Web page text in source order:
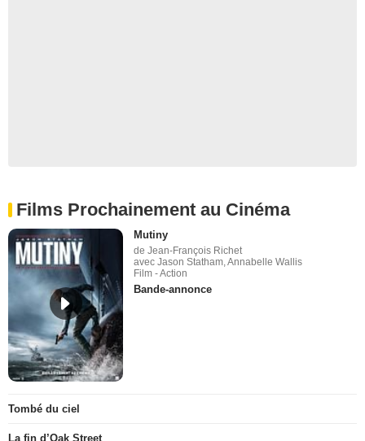
Films Prochainement au Cinéma
Mutiny
de Jean-François Richet
avec Jason Statham, Annabelle Wallis
Film - Action
Bande-annonce
Tombé du ciel
La fin d’Oak Street